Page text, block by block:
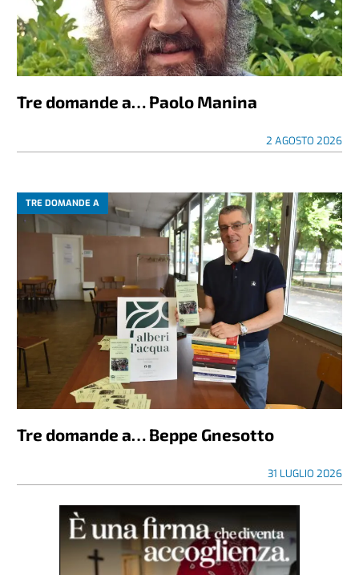
Tre domande a… Paolo Manina
2 AGOSTO 2026
TRE DOMANDE A
Tre domande a… Beppe Gnesotto
31 LUGLIO 2026